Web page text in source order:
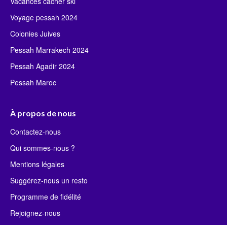
Voyage pessah 2024
Colonies Juives
Pessah Marrakech 2024
Pessah Agadir 2024
Pessah Maroc
À propos de nous
Contactez-nous
Qui sommes-nous ?
Mentions légales
Suggérez-nous un resto
Programme de fidélité
Rejoignez-nous